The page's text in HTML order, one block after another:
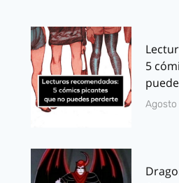
5
Agosto